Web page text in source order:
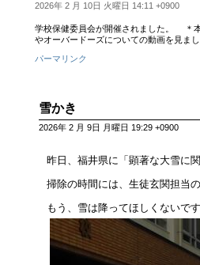
2026年 2 月 10日 火曜日 14:11 +0900
学校保健委員会が開催されました。 ＊
やオーバードーズについての動画を見ま
パーマリンク
雪かき
2026年 2 月 9日 月曜日 19:29 +0900
昨日、福井県に「顕著な大雪に
掃除の時間には、生徒玄関担当
もう、雪は降ってほしくないで